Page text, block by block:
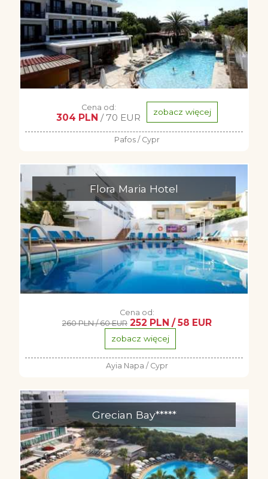
Cena od:
304 PLN / 70 EUR zobacz więcej
Pafos / Cypr
Flora Maria Hotel
Cena od:
260 PLN / 60 EUR 252 PLN / 58 EUR
zobacz więcej
Ayia Napa / Cypr
Grecian Bay*****